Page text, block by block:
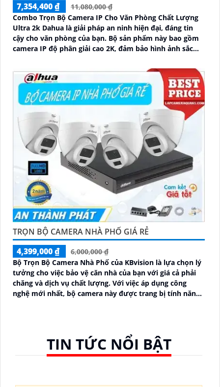
7,354,400 ₫
11,080,000 ₫
Combo Trọn Bộ Camera IP Cho Văn Phòng Chất Lượng
Ultra 2k Dahua là giải pháp an ninh hiện đại, đáng tin
cậy cho văn phòng của bạn. Bộ sản phẩm này bao gồm
camera IP độ phân giải cao 2K, đảm bảo hình ảnh sắc
TRỌN BỘ CAMERA NHÀ PHỐ GIÁ RẺ
4,399,000 ₫
6,000,000 ₫
Bộ Trọn Bộ Camera Nhà Phố của KBvision là lựa chọn lý
tưởng cho việc bảo vệ căn nhà của bạn với giá cả phải
chăng và dịch vụ chất lượng. Với việc áp dụng công
nghệ mới nhất, bộ camera này được trang bị tính năng
TIN TỨC NỔI BẬT